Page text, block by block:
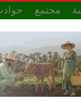
مجتمع